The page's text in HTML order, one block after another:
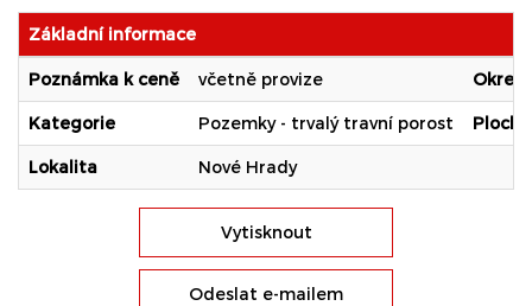
Základní informace
Poznámka k ceně včetně provize Okres
Kategorie Pozemky - trvalý travní porost
Lokalita Nové Hrady
Vytisknout
Odeslat e-mailem